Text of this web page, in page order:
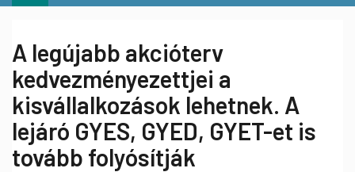
A legújabb akcióterv
kedvezményezettjei a
kisvállalkozások lehetnek. A
lejáró GYES, GYED, GYET-et is
tovább folyósítják